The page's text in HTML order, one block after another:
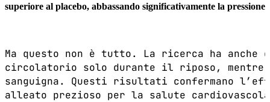
superiore al placebo, abbassando significativamente la pressione
Ma questo non è tutto. La ricerca ha anche
circolatorio solo durante il riposo, mentre
sanguigna. Questi risultati confermano
alleato prezioso per la salute